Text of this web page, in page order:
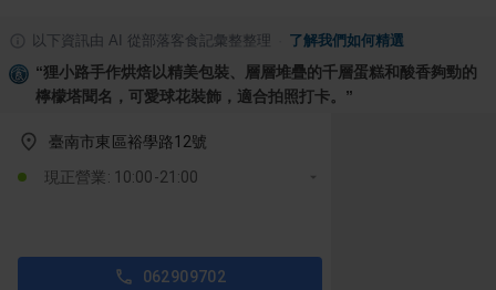
以下資訊由 AI 從部落客食記彙整整理 了解我們如何精選
“狸小路手作烘焙以精美包裝、層層堆疊的千層蛋糕和酸香夠勁的
檸檬塔聞名，可愛球花裝飾，適合拍照打卡。 ”
臺南市東區裕學路12號
現正營業: 10:00-21:00
062909702